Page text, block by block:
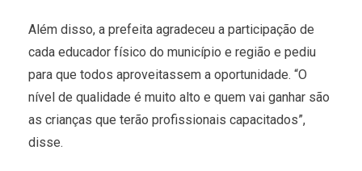
Além disso, a prefeita agradeceu a participação de
cada educador físico do município e região e pediu
para que todos aproveitassem a oportunidade. “O
nível de qualidade é muito alto e quem vai ganhar são
as crianças que terão profissionais capacitados”,
disse.